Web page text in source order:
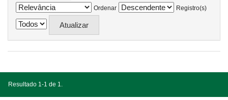
Ordenar
Registro(s)
Resultado 1-1 de 1.